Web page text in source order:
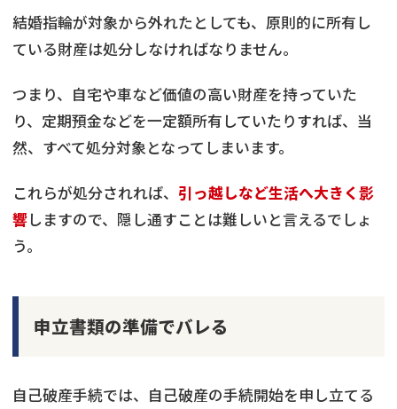
結婚指輪が対象から外れたとしても、原則的に所有し
ている財産は処分しなければなりません。
つまり、自宅や車など価値の高い財産を持っていた
り、定期預金などを一定額所有していたりすれば、当
然、すべて処分対象となってしまいます。
これらが処分されれば、 引っ越しなど生活へ大きく影
響しますので、隠し通すことは難しいと言えるでしょ
う。
申立書類の準備でバレる
自己破産手続では、自己破産の手続開始を申し立てる